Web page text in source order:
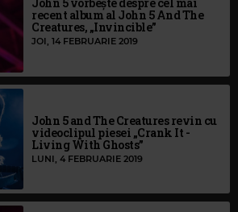
John 5 vorbește despre cel mai
recent album al John 5 And The
Creatures, „Invincible”
JOI, 14 FEBRUARIE 2019
John 5 and The Creatures revin cu
videoclipul piesei „Crank It -
Living With Ghosts”
LUNI, 4 FEBRUARIE 2019